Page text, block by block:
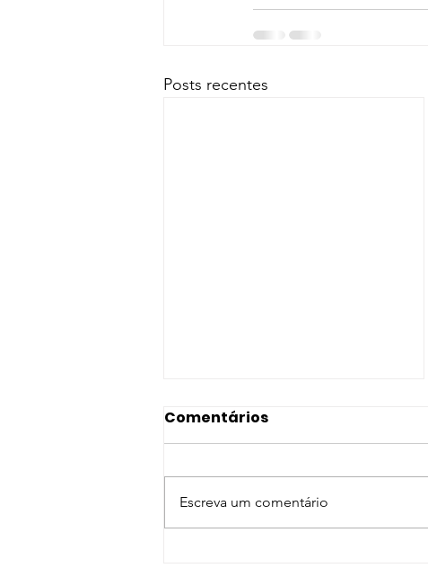
Posts recentes
Comentários
Escreva um comentário